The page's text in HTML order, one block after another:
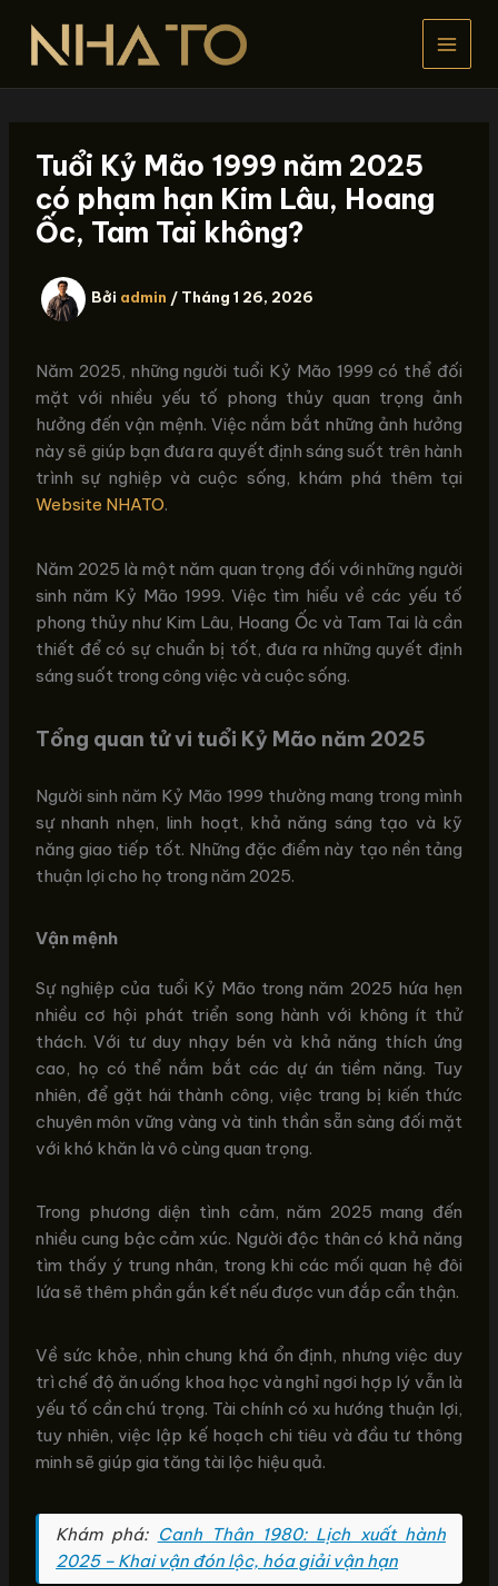
dung
Tuổi Kỷ Mão 1999 năm 2025
có phạm hạn Kim Lâu, Hoang
Ốc, Tam Tai không?
Bởi admin / Tháng 1 26, 2026
Năm 2025, những người tuổi Kỷ Mão 1999 có thể đối
mặt với nhiều yếu tố phong thủy quan trọng ảnh
hưởng đến vận mệnh. Việc nắm bắt những ảnh hưởng
này sẽ giúp bạn đưa ra quyết định sáng suốt trên hành
trình sự nghiệp và cuộc sống, khám phá thêm tại
Website NHATO.
Năm 2025 là một năm quan trọng đối với những người
sinh năm Kỷ Mão 1999. Việc tìm hiểu về các yếu tố
phong thủy như Kim Lâu, Hoang Ốc và Tam Tai là cần
thiết để có sự chuẩn bị tốt, đưa ra những quyết định
sáng suốt trong công việc và cuộc sống.
Tổng quan tử vi tuổi Kỷ Mão năm 2025
Người sinh năm Kỷ Mão 1999 thường mang trong mình
sự nhanh nhẹn, linh hoạt, khả năng sáng tạo và kỹ
năng giao tiếp tốt. Những đặc điểm này tạo nền tảng
thuận lợi cho họ trong năm 2025.
Vận mệnh
Sự nghiệp của tuổi Kỷ Mão trong năm 2025 hứa hẹn
nhiều cơ hội phát triển song hành với không ít thử
thách. Với tư duy nhạy bén và khả năng thích ứng
cao, họ có thể nắm bắt các dự án tiềm năng. Tuy
nhiên, để gặt hái thành công, việc trang bị kiến thức
chuyên môn vững vàng và tinh thần sẵn sàng đối mặt
với khó khăn là vô cùng quan trọng.
Trong phương diện tình cảm, năm 2025 mang đến
nhiều cung bậc cảm xúc. Người độc thân có khả năng
tìm thấy ý trung nhân, trong khi các mối quan hệ đôi
lứa sẽ thêm phần gắn kết nếu được vun đắp cẩn thận.
Về sức khỏe, nhìn chung khá ổn định, nhưng việc duy
trì chế độ ăn uống khoa học và nghỉ ngơi hợp lý vẫn là
yếu tố cần chú trọng. Tài chính có xu hướng thuận lợi,
tuy nhiên, việc lập kế hoạch chi tiêu và đầu tư thông
minh sẽ giúp gia tăng tài lộc hiệu quả.
Khám phá: Canh Thân 1980: Lịch xuất hành
2025 – Khai vận đón lộc, hóa giải vận hạn